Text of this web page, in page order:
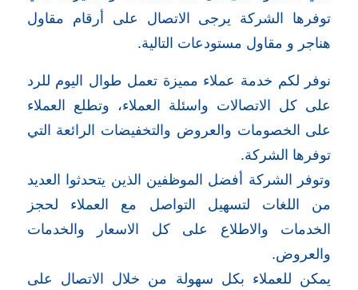
توفرها الشركة يرجى الاتصال على أرقام مقاول
هناجر و مقاول مستودعات التالية.
نوفر لكم خدمة عملاء مميزة تعمل طوال اليوم للرد
على كل الاتصالات واسئلة العملاء، وتطلع العملاء
على الخصومات والعروض والتخفيضات الرائعة التي
توفرها الشركة.
وتوفر الشركة أفضل الموظفين الذين يتحدثوا العديد
من اللغات لتسهيل التواصل مع العملاء لحجز
الخدمات والاطلاع على كل الاسعار والخدمات
والعروض.
يمكن للعملاء بكل سهولة من خلال الاتصال على